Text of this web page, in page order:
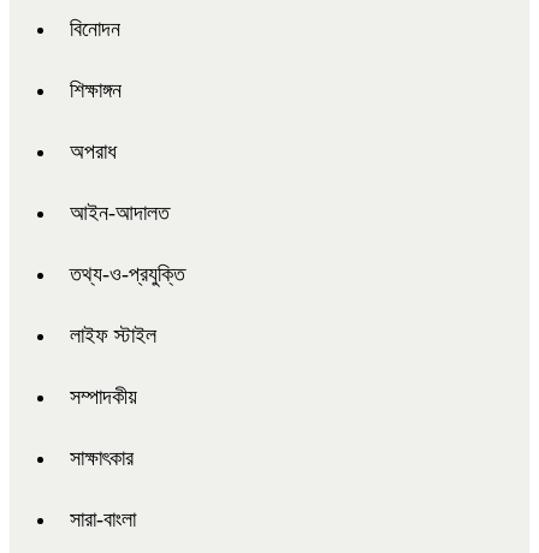
বিনোদন
শিক্ষাঙ্গন
অপরাধ
আইন-আদালত
তথ্য-ও-প্রযুক্তি
লাইফ স্টাইল
সম্পাদকীয়
সাক্ষাৎকার
সারা-বাংলা